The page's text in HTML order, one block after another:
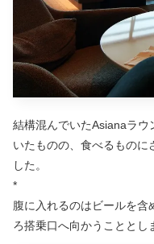
結構混んでいたAsianaラウ
いたものの、食べるものに
した。
*
腹に入れるのはビールを含
ろ搭乗口へ向かうこととし